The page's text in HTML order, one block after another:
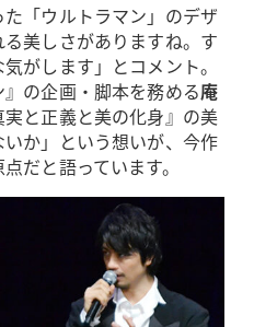
「ウルトラマン」のデザ
美しさがありますね。す
がします」とコメント。
の企画・脚本を務める庵
と正義と美の化身』の美
か」という想いが、今作
だと語っています。